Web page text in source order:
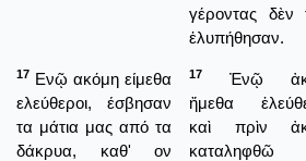
γέροντας δὲν
ἐλυπήθησαν.
17 Ενῷ ακόμη είμεθα
ελεύθεροι, έσβησαν
τα μάτια μας από τα
δάκρυα, καθ' ον
17
Ἐνῷ
ἤμεθα
καὶ πρὶν
καταληφθῶ